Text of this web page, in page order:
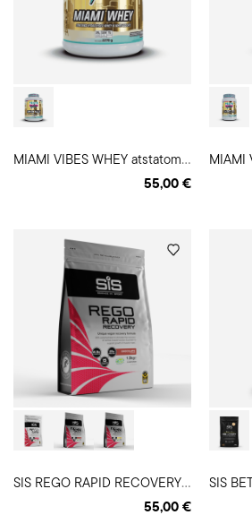
M
IAMI VIBES WHEY atstatomasis gėrimas
55,00 €
S
IS REGO RAPID RECOVERY gėrimas
55,00 €
SIS